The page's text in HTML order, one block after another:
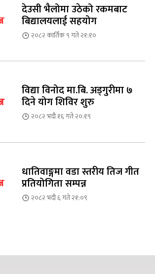
देउसी भैलोमा उठेको रकमबाट
बिद्यालयलाई सहयोग
२०८२ कार्तिक ९ गते २१:१०
विद्या विनोद मा.बि. अड्गुरीमा ७
दिने योग शिविर शुरु
२०८२ भदौ १६ गते २०:१९
धातिवाङ्गमा वडा स्तरीय तिज गीत
प्रतियोगिता सम्पन्न
२०८२ भदौ ६ गते २१:०९